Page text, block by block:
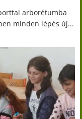
arborétumba
minden lépés új...